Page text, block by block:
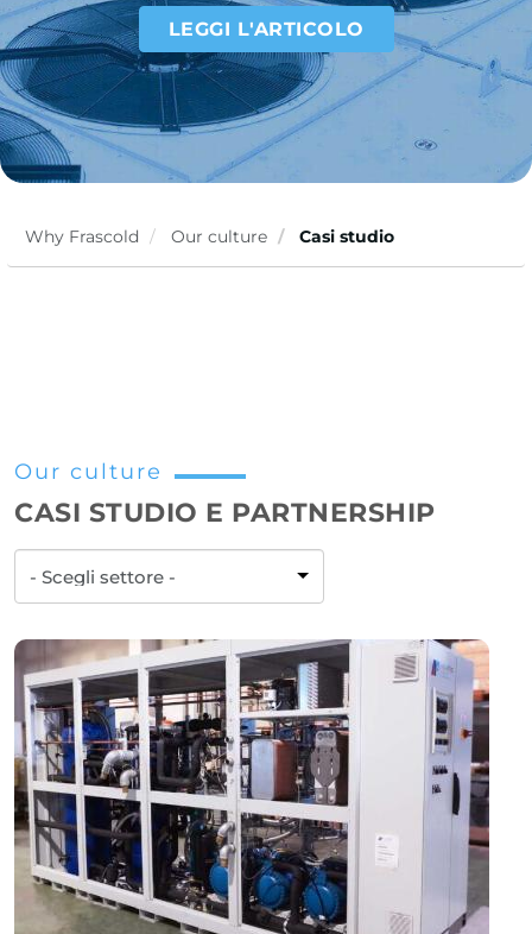
LEGGI L'ARTICOLO
Why Frascold Our culture Casi studio
Our culture
CASI STUDIO E PARTNERSHIP